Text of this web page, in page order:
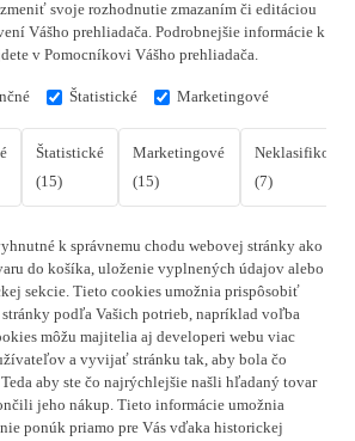
svoje rozhodnutie zmazaním či editáciou
Vášho prehliadača. Podrobnejšie informácie k
v Pomocníkovi Vášho prehliadača.
Štatistické Marketingové
Štatistické
(15)
Marketingové
(15)
(7)
k správnemu chodu webovej stránky ako
do košíka, uloženie vyplnených údajov alebo
sekcie. Tieto cookies umožnia prispôsobiť
podľa Vašich potrieb, napríklad voľba
môžu majitelia aj developeri webu viac
a vyvijať stránku tak, aby bola čo
aby ste čo najrýchlejšie našli hľadaný tovar
jeho nákup. Tieto informácie umožnia
ponúk priamo pre Vás vďaka historickej